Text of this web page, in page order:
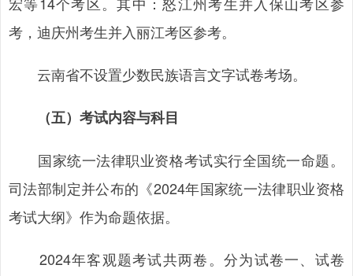
考，迪庆州考生并入丽江考区参考。
云南省不设置少数民族语言文字试卷考场。
（五）考试内容与科目
国家统一法律职业资格考试实行全国统一命题。
司法部制定并公布的《2024年国家统一法律职业资格
考试大纲》作为命题依据。
2024年客观题考试共两卷。分为试卷一、试卷